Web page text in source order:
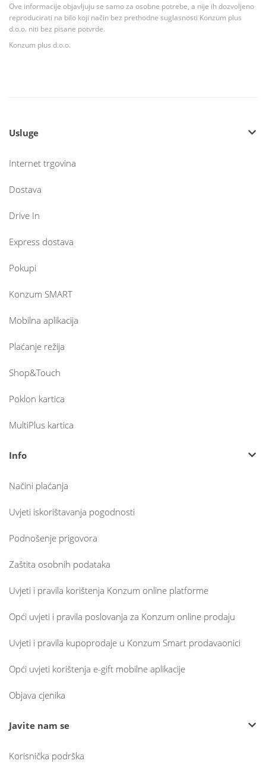
Ove informacije objavljuju se samo za osobne potrebe, a nije ih dozvoljeno
reproducirati na bilo koji način bez prethodne suglasnosti Konzum plus
d.o.o. niti bez pisane potvrde.
Konzum plus d.o.o.
Usluge
Internet trgovina
Dostava
Drive In
Express dostava
Pokupi
Konzum SMART
Mobilna aplikacija
Plaćanje režija
Shop&Touch
Poklon kartica
MultiPlus kartica
Info
Načini plaćanja
Uvjeti iskorištavanja pogodnosti
Podnošenje prigovora
Zaštita osobnih podataka
Uvjeti i pravila korištenja Konzum online platforme
Opći uvjeti i pravila poslovanja za Konzum online prodaju
Uvjeti i pravila kupoprodaje u Konzum Smart prodavaonici
Opći uvjeti korištenja e-gift mobilne aplikacije
Objava cjenika
Javite nam se
Korisnička podrška